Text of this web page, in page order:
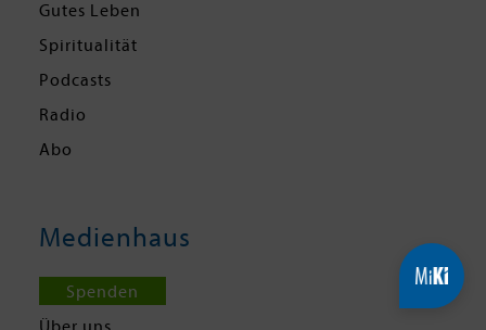
Gutes Leben
Spiritualität
Podcasts
Radio
Abo
Medienhaus
Spenden